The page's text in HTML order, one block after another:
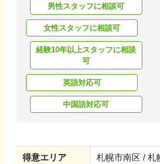
男性スタッフに相談可
女性スタッフに相談可
経験10年以上スタッフに相談
可
英語対応可
中国語対応可
得意エリア
札幌市南区 / 札